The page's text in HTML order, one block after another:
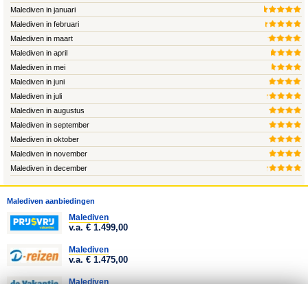
Malediven in januari
Malediven in februari
Malediven in maart
Malediven in april
Malediven in mei
Malediven in juni
Malediven in juli
Malediven in augustus
Malediven in september
Malediven in oktober
Malediven in november
Malediven in december
Malediven aanbiedingen
Malediven
v.a. € 1.499,00
Malediven
v.a. € 1.475,00
Malediven